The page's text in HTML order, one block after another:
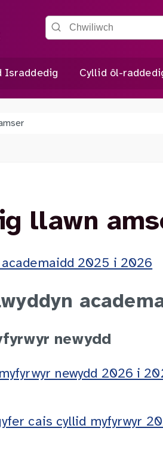
Chwiliwch y wefan
Israddedig Cyllid ôl-
llawn
2025 i 2026
newydd
newydd 2026 i
cais cyllid myfyrwyr